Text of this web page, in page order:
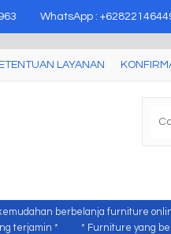
WhatsApp :
LAYANAN
berbelanja furniture
terjamin * * Furniture yang